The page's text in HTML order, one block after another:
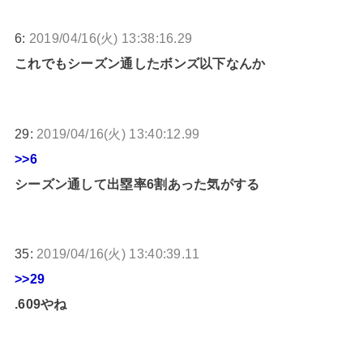
6: 2019/04/16(火) 13:38:16.29
これでもシーズン通したボンズ以下なんか
29: 2019/04/16(火) 13:40:12.99
>>6
シーズン通して出塁率6割あった気がする
35: 2019/04/16(火) 13:40:39.11
>>29
.609やね